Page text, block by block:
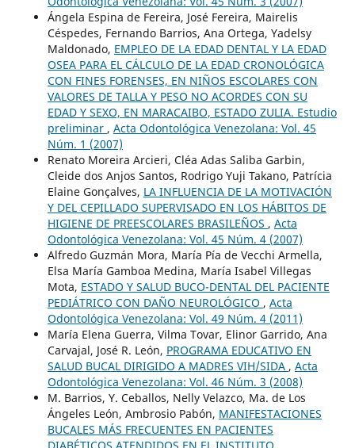
Ángela Espina de Fereira, José Fereira, Mairelis
Céspedes, Fernando Barrios, Ana Ortega, Yadelsy
Maldonado, EMPLEO DE LA EDAD DENTAL Y LA EDAD
OSEA PARA EL CÁLCULO DE LA EDAD CRONOLÓGICA
CON FINES FORENSES, EN NIÑOS ESCOLARES CON
VALORES DE TALLA Y PESO NO ACORDES CON SU
EDAD Y SEXO, EN MARACAIBO, ESTADO ZULIA. Estudio
preliminar , Acta Odontológica Venezolana: Vol. 45
Núm. 1 (2007)
Renato Moreira Arcieri, Cléa Adas Saliba Garbin,
Cleide dos Anjos Santos, Rodrigo Yuji Takano, Patrícia
Elaine Gonçalves, LA INFLUENCIA DE LA MOTIVACIÓN
Y DEL CEPILLADO SUPERVISADO EN LOS HÁBITOS DE
HIGIENE DE PREESCOLARES BRASILEÑOS , Acta
Odontológica Venezolana: Vol. 45 Núm. 4 (2007)
Alfredo Guzmán Mora, María Pía de Vecchi Armella,
Elsa María Gamboa Medina, María Isabel Villegas
Mota, ESTADO Y SALUD BUCO-DENTAL DEL PACIENTE
PEDIÁTRICO CON DAÑO NEUROLÓGICO , Acta
Odontológica Venezolana: Vol. 49 Núm. 4 (2011)
María Elena Guerra, Vilma Tovar, Elinor Garrido, Ana
Carvajal, José R. León, PROGRAMA EDUCATIVO EN
SALUD BUCAL DIRIGIDO A MADRES VIH/SIDA , Acta
Odontológica Venezolana: Vol. 46 Núm. 3 (2008)
M. Barrios, Y. Ceballos, Nelly Velazco, Ma. de Los
Ángeles León, Ambrosio Pabón, MANIFESTACIONES
BUCALES MÁS FRECUENTES EN PACIENTES
DIABÉTICOS ATENDIDOS EN EL INSTITUTO